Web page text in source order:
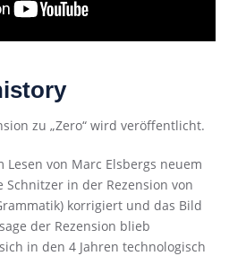
zu „Zero“ wird veröffentlicht.
Lesen von Marc Elsbergs neuem
Schnitzer in der Rezension von
korrigiert und das Bild
der Rezension blieb
in den 4 Jahren technologisch